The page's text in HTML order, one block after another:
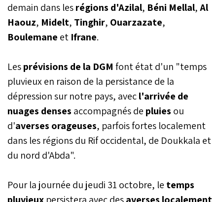
un bulletin d’alerte de
niveau de vigilance
"Orange".
demain dans lesrégions d'Azilal, Béni Mellal,Al
Haouz, Midelt, Tinghir, Ouarzazate,
Boulemane et Ifrane.
Lesprévisions de la DGM font état d'un "temps
pluvieux en raison de la persistance de la
dépression sur notre pays, avecl'arrivée de
nuages denses accompagnés de pluies ou
d'averses orageuses, parfois fortes localement
dans les régions du Rif occidental, de Doukkala et
du nord d'Abda".
Pour la journée du jeudi 31 octobre, le temps